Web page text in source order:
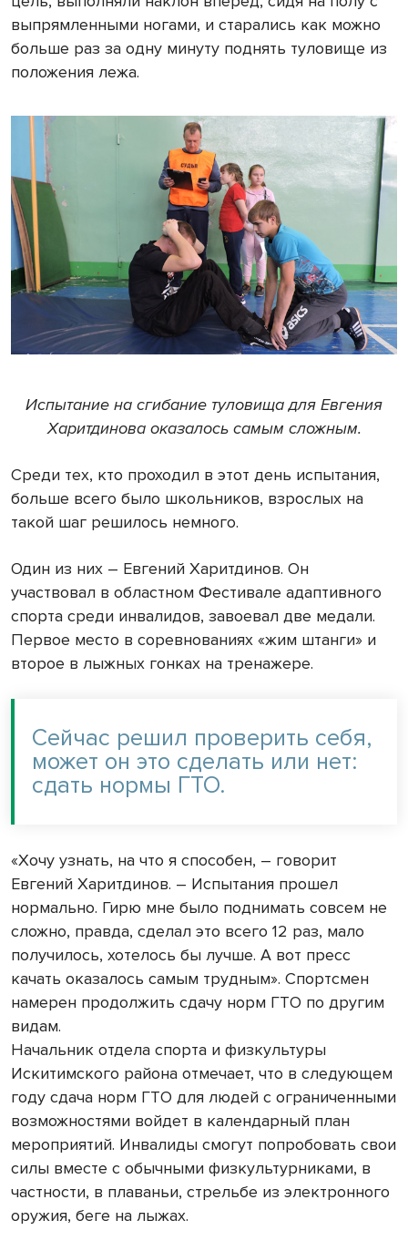
выпрямленными ногами, и старались как можно
больше раз за одну минуту поднять туловище из
положения лежа.
Испытание на сгибание туловища для Евгения
Харитдинова оказалось самым сложным.
Среди тех, кто проходил в этот день испытания,
больше всего было школьников, взрослых на
такой шаг решилось немного.
Один из них – Евгений Харитдинов. Он
участвовал в областном Фестивале адаптивного
спорта среди инвалидов, завоевал две медали.
Первое место в соревнованиях «жим штанги» и
второе в лыжных гонках на тренажере.
Сейчас решил проверить себя,
может он это сделать или нет:
сдать нормы ГТО.
«Хочу узнать, на что я способен, – говорит
Евгений Харитдинов. – Испытания прошел
нормально. Гирю мне было поднимать совсем не
сложно, правда, сделал это всего 12 раз, мало
получилось, хотелось бы лучше. А вот пресс
качать оказалось самым трудным». Спортсмен
намерен продолжить сдачу норм ГТО по другим
видам.
Начальник отдела спорта и физкультуры
Искитимского района отмечает, что в следующем
году сдача норм ГТО для людей с ограниченными
возможностями войдет в календарный план
мероприятий. Инвалиды смогут попробовать свои
силы вместе с обычными физкультурниками, в
частности, в плаваньи, стрельбе из электронного
оружия, беге на лыжах.